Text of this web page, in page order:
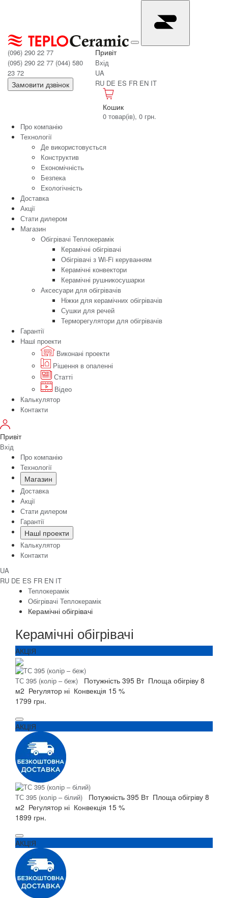
(096) 290 22 77
(095) 290 22 77 (044) 580
23 72
Замовити дзвінок
Привіт
Вхід
UA
RU DE ES FR EN IT
Кошик
0 товар(ів), 0 грн.
Про компанію
Технології
Де використовується
Конструктив
Економічність
Безпека
Екологічність
Доставка
Акції
Стати дилером
Магазин
Обігрівачі Теплокерамік
Керамічні обігрівачі
Обігрівачі з Wi-Fi керуванням
Керамічні конвектори
Керамічні рушникосушарки
Аксесуари для обігрівачів
Ніжки для керамічних обігрівачів
Сушки для речей
Терморегулятори для обігрівачів
Гарантії
Нашi проекти
Виконані проекти
Рішення в опаленні
Статті
Відео
Калькулятор
Контакти
Привіт
Вхід
Про компанію
Технології
Магазин
Доставка
Акції
Стати дилером
Гарантії
Нашi проекти
Калькулятор
Контакти
UA
RU DE ES FR EN IT
Теплокерамік
Обігрівачі Теплокерамік
Керамічні обігрівачі
Керамічні обігрівачі
АКЦІЯ
ТС 395 (колір – беж) Потужність 395 Вт Площа обігріву 8
м2 Регулятор ні Конвекція 15 %
1799 грн.
АКЦІЯ
ТС 395 (колір – білий) Потужність 395 Вт Площа обігріву 8
м2 Регулятор ні Конвекція 15 %
1899 грн.
АКЦІЯ